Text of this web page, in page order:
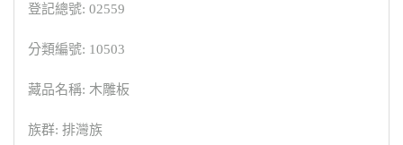
登記總號: 02559
分類編號: 10503
藏品名稱: 木雕板
族群: 排灣族